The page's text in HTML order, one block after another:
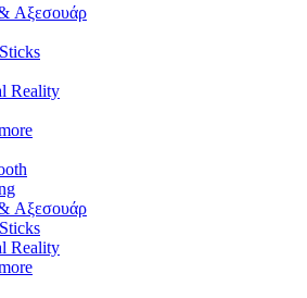
Αξεσουάρ
Reality
Αξεσουάρ
Reality